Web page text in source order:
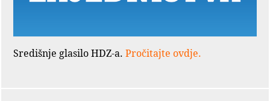
Središnje glasilo HDZ-a. Pročitajte ovdje.